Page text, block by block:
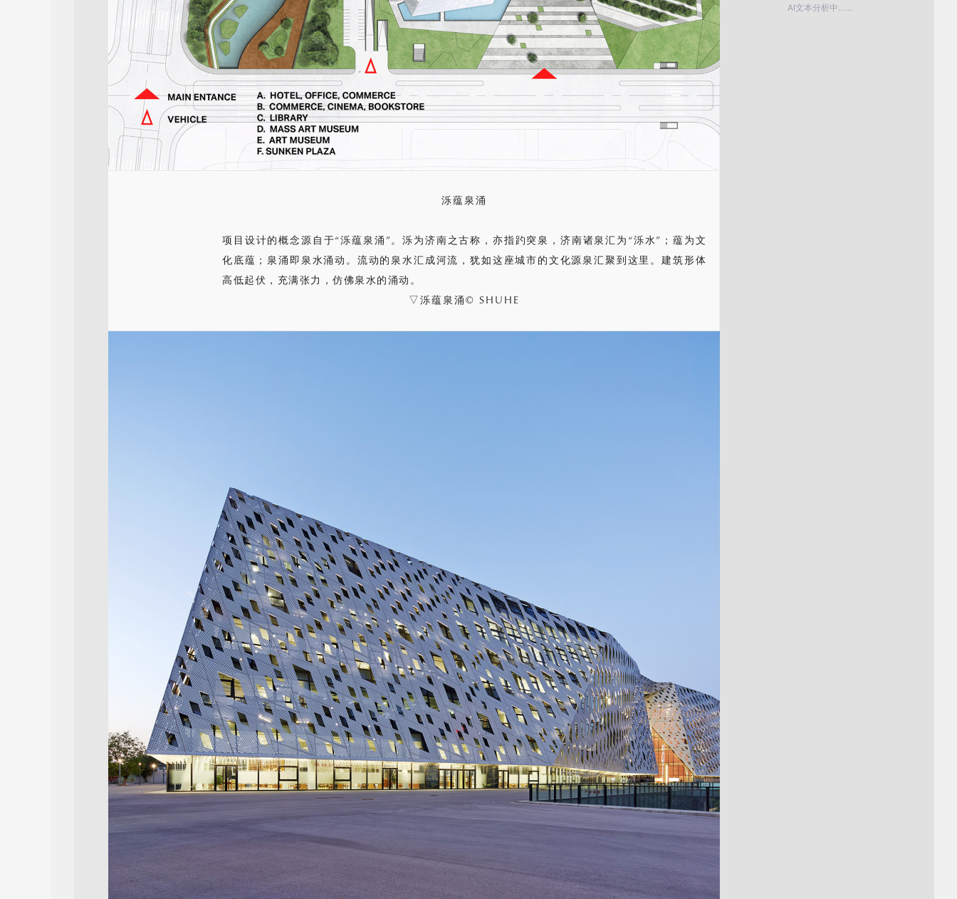
泺蕴泉涌
项目设计的概念源自于“泺蕴泉涌”。泺为济南之古称，亦指趵突泉，济南诸泉汇为“泺水”；蕴为文
化底蕴；泉涌即泉水涌动。流动的泉水汇成河流，犹如这座城市的文化源泉汇聚到这里。建筑形体
高低起伏，充满张力，仿佛泉水的涌动。
▽泺蕴泉涌© SHUHE
AI文本分析中……